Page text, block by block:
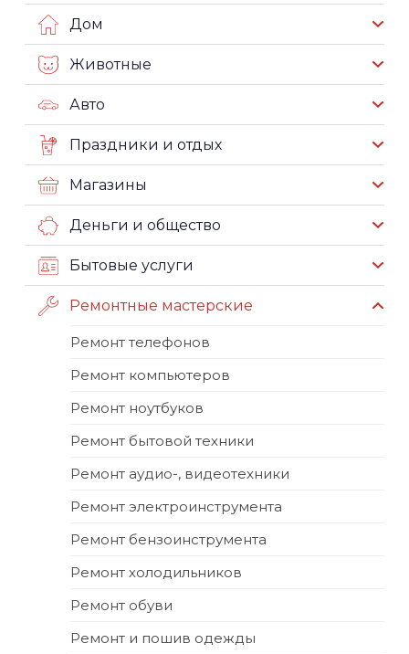
Дом
Животные
Авто
Праздники и отдых
Магазины
Деньги и общество
Бытовые услуги
Ремонтные мастерские
Ремонт телефонов
Ремонт компьютеров
Ремонт ноутбуков
Ремонт бытовой техники
Ремонт аудио-, видеотехники
Ремонт электроинструмента
Ремонт бензоинструмента
Ремонт холодильников
Ремонт обуви
Ремонт и пошив одежды